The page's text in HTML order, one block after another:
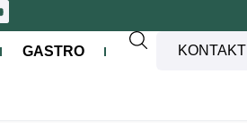
GASTRO KONTAKT